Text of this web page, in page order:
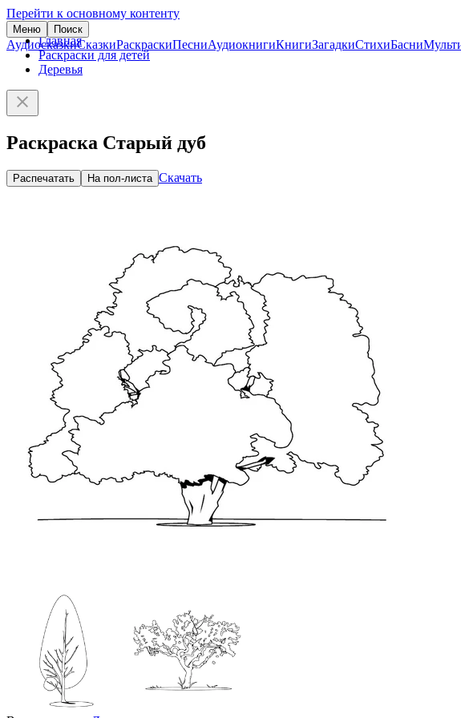
Перейти к основному контенту
Меню Поиск
АудиосказкиСказкиРаскраскиПесниАудиокнигиКнигиЗагадкиСтихиБасни
Главная
Раскраски для детей
Деревья
Раскраска Старый дуб
Распечатать На пол-листа Скачать